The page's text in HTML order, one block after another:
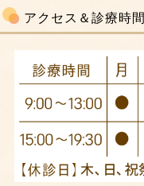
アクセス＆診療時間